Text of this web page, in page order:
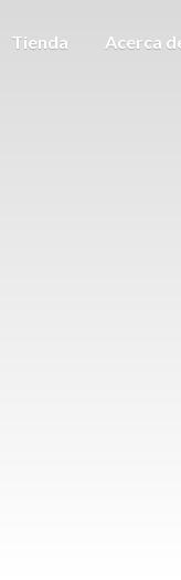
Tienda Acerca